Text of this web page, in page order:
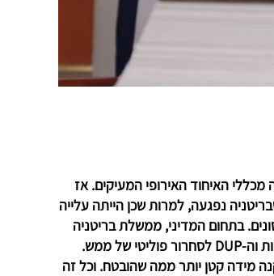
מכללי האיחוד האירופי המעיקים. אז
נפגעה, למרות שכן הייתה עלייה
בתחום המדיני, ממשלת בריטניה
הוכיחה את עצמה כשותפה לא אמינה להסכמים. צפון אירלנד נכנסה לבעיות כלכליות וה-DUP לסחרור פוליטי של ממש.
מידה קטן יותר ממה שהובטח. וכל זה